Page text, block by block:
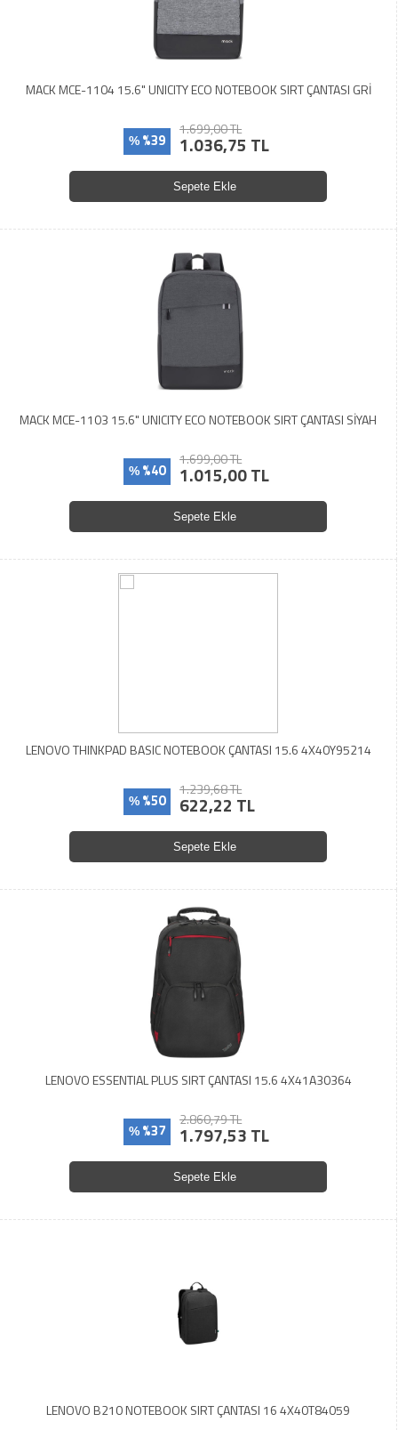
MACK MCE-1104 15.6" UNICITY ECO NOTEBOOK SIRT ÇANTASI GRİ
% %39
1.699,00 TL
1.036,75 TL
Sepete Ekle
MACK MCE-1103 15.6" UNICITY ECO NOTEBOOK SIRT ÇANTASI SİYAH
% %40
1.699,00 TL
1.015,00 TL
Sepete Ekle
LENOVO THINKPAD BASIC NOTEBOOK ÇANTASI 15.6 4X40Y95214
% %50
1.239,68 TL
622,22 TL
Sepete Ekle
LENOVO ESSENTIAL PLUS SIRT ÇANTASI 15.6 4X41A30364
% %37
2.860,79 TL
1.797,53 TL
Sepete Ekle
LENOVO B210 NOTEBOOK SIRT ÇANTASI 16 4X40T84059